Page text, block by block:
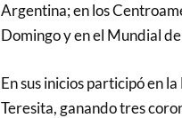
Argentina; en los
Domingo y en el Mundial
En sus inicios participó en
Teresita, ganando tres